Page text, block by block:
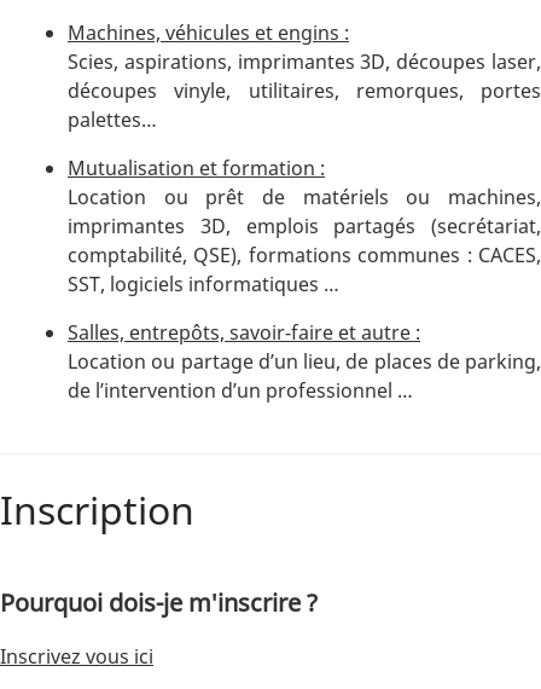
Machines, véhicules et engins :
Scies, aspirations, imprimantes 3D, découpes laser,
découpes vinyle, utilitaires, remorques, portes
palettes…
Mutualisation et formation :
Location ou prêt de matériels ou machines,
imprimantes 3D, emplois partagés (secrétariat,
comptabilité, QSE), formations communes : CACES,
SST, logiciels informatiques …
Salles, entrepôts, savoir-faire et autre :
Location ou partage d’un lieu, de places de parking,
de l’intervention d’un professionnel …
Inscription
Pourquoi dois-je m'inscrire ?
Inscrivez vous ici